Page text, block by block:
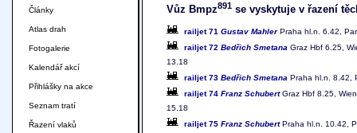
Vůz Bmpz891 se vyskytuje v řazení
railjet 71 Gustav MahlerPraha hl.n. 6.42,
railjet 72 Bedřich Smetana Graz Hbf 6.25,
13.18
railjet 73 Bedřich Smetana Praha hl.n. 8.42,
railjet 74 Franz SchubertGraz Hbf 8.25,
15.18
railjet 75 Franz SchubertPraha hl.n. 10.42,
Články
Atlas drah
Fotogalerie
Kalendář akcí
Přihlášky na akce
Seznam tratí
Řazení vlaků